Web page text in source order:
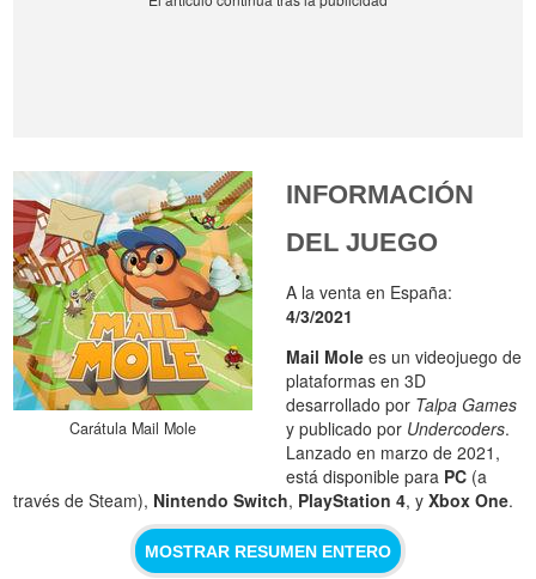
Carátula Mail Mole
INFORMACIÓN
DEL JUEGO
A la venta en España:
4/3/2021
Mail Mole es un videojuego de
plataformas en 3D
desarrollado por Talpa Games
y publicado por Undercoders.
Lanzado en marzo de 2021,
está disponible para PC (a
través de Steam), Nintendo Switch, PlayStation 4, yXbox One.
MOSTRAR RESUMEN ENTERO